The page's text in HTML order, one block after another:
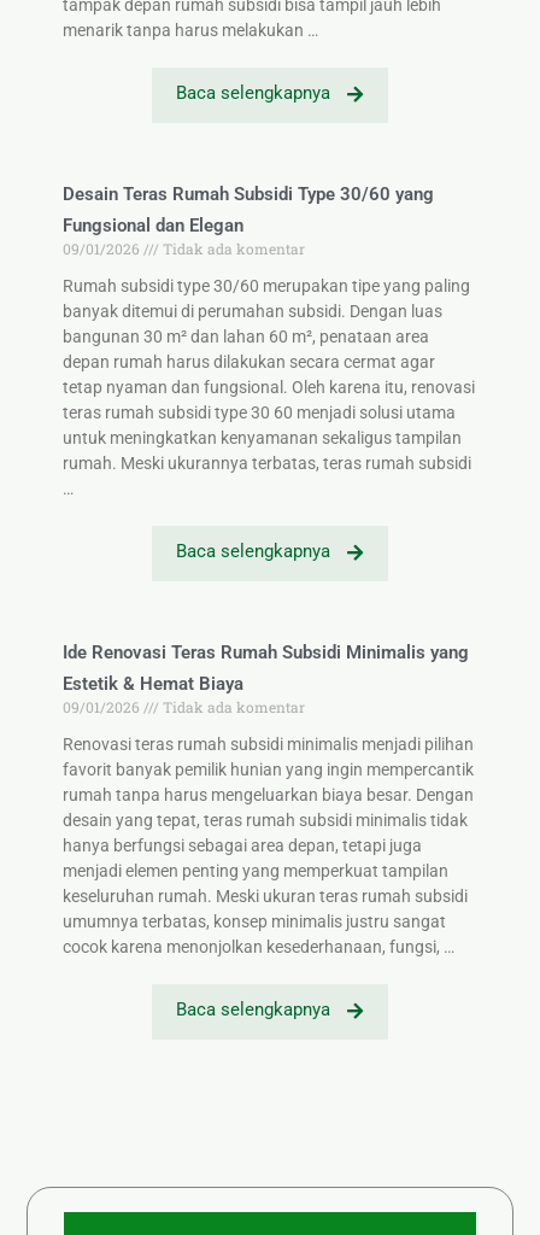
tampak depan rumah subsidi bisa tampil jauh lebih
menarik tanpa harus melakukan …
Baca selengkapnya
Desain Teras Rumah Subsidi Type 30/60 yang
Fungsional dan Elegan
09/01/2026
Tidak ada komentar
Rumah subsidi type 30/60 merupakan tipe yang paling
banyak ditemui di perumahan subsidi. Dengan luas
bangunan 30 m² dan lahan 60 m², penataan area
depan rumah harus dilakukan secara cermat agar
tetap nyaman dan fungsional. Oleh karena itu, renovasi
teras rumah subsidi type 30 60 menjadi solusi utama
untuk meningkatkan kenyamanan sekaligus tampilan
rumah. Meski ukurannya terbatas, teras rumah subsidi
…
Baca selengkapnya
Ide Renovasi Teras Rumah Subsidi Minimalis yang
Estetik & Hemat Biaya
09/01/2026
Tidak ada komentar
Renovasi teras rumah subsidi minimalis menjadi pilihan
favorit banyak pemilik hunian yang ingin mempercantik
rumah tanpa harus mengeluarkan biaya besar. Dengan
desain yang tepat, teras rumah subsidi minimalis tidak
hanya berfungsi sebagai area depan, tetapi juga
menjadi elemen penting yang memperkuat tampilan
keseluruhan rumah. Meski ukuran teras rumah subsidi
umumnya terbatas, konsep minimalis justru sangat
cocok karena menonjolkan kesederhanaan, fungsi, …
Baca selengkapnya